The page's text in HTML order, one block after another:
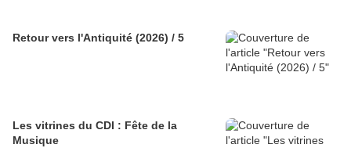
Retour vers l'Antiquité (2026) / 5
Les vitrines du CDI : Fête de la
Musique